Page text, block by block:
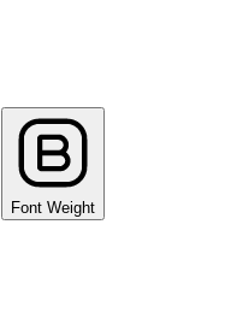
Font Weight